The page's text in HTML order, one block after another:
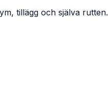
tillägg och själva rutten.